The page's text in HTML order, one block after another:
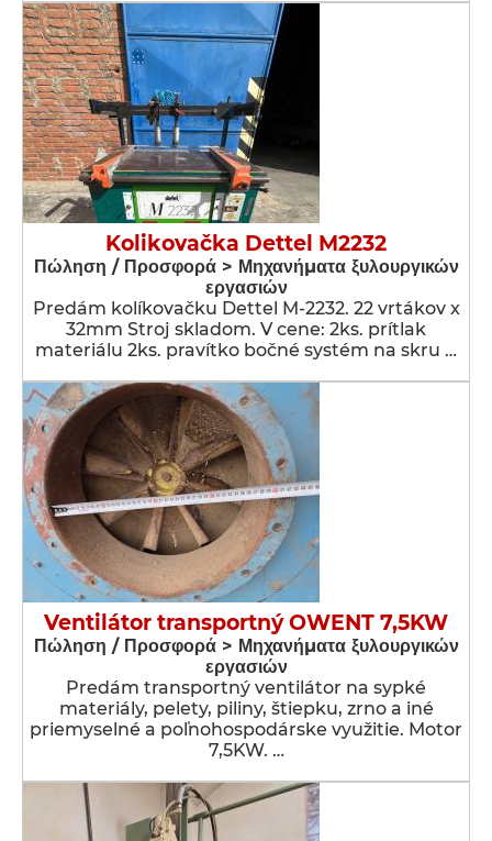
Kolikovačka Dettel M2232
Πώληση / Προσφορά > Μηχανήματα ξυλουργικών
εργασιών
Predám kolíkovačku Dettel M-2232. 22 vrtákov x
32mm Stroj skladom. V cene: 2ks. prítlak
materiálu 2ks. pravítko bočné systém na skru …
Ventilátor transportný OWENT 7,5KW
Πώληση / Προσφορά > Μηχανήματα ξυλουργικών
εργασιών
Predám transportný ventilátor na sypké
materiály, pelety, piliny, štiepku, zrno a iné
priemyselné a poľnohospodárske využitie. Motor
7,5KW. …